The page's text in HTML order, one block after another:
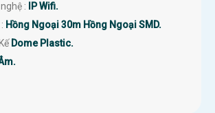
:
IP Wifi.
Hồng Ngoại 30m Hồng Ngoại SMD.
Dome Plastic.